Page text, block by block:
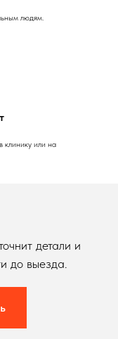
людям.
клинику или на
детали и
до выезда.